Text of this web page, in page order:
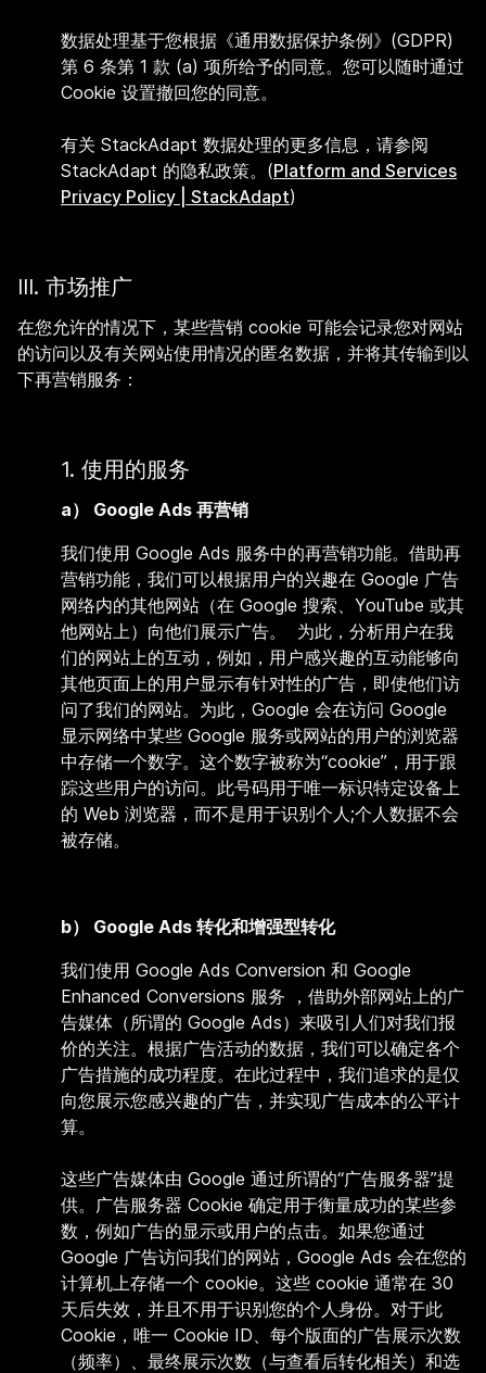
数据处理基于您根据《通用数据保护条例》(GDPR)
第 6 条第 1 款 (a) 项所给予的同意。您可以随时通过
Cookie 设置撤回您的同意。
有关 StackAdapt 数据处理的更多信息，请参阅
StackAdapt 的隐私政策。(Platform and Services
Privacy Policy | StackAdapt)
III. 市场推广
在您允许的情况下，某些营销 cookie 可能会记录您对网站
的访问以及有关网站使用情况的匿名数据，并将其传输到以
下再营销服务：
1. 使用的服务
a） Google Ads 再营销
我们使用 Google Ads 服务中的再营销功能。借助再
营销功能，我们可以根据用户的兴趣在 Google 广告
网络内的其他网站（在 Google 搜索、YouTube 或其
他网站上）向他们展示广告。 为此，分析用户在我
们的网站上的互动，例如，用户感兴趣的互动能够向
其他页面上的用户显示有针对性的广告，即使他们访
问了我们的网站。为此，Google 会在访问 Google
显示网络中某些 Google 服务或网站的用户的浏览器
中存储一个数字。这个数字被称为“cookie”，用于跟
踪这些用户的访问。此号码用于唯一标识特定设备上
的 Web 浏览器，而不是用于识别个人;个人数据不会
被存储。
b） Google Ads 转化和增强型转化
我们使用 Google Ads Conversion 和 Google
Enhanced Conversions 服务 ，借助外部网站上的广
告媒体（所谓的 Google Ads）来吸引人们对我们报
价的关注。根据广告活动的数据，我们可以确定各个
广告措施的成功程度。在此过程中，我们追求的是仅
向您展示您感兴趣的广告，并实现广告成本的公平计
算。
这些广告媒体由 Google 通过所谓的“广告服务器”提
供。广告服务器 Cookie 确定用于衡量成功的某些参
数，例如广告的显示或用户的点击。如果您通过
Google 广告访问我们的网站，Google Ads 会在您的
计算机上存储一个 cookie。这些 cookie 通常在 30
天后失效，并且不用于识别您的个人身份。对于此
Cookie，唯一 Cookie ID、每个版面的广告展示次数
（频率）、最终展示次数（与查看后转化相关）和选